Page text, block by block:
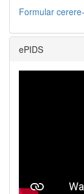
Formular
ePIDS